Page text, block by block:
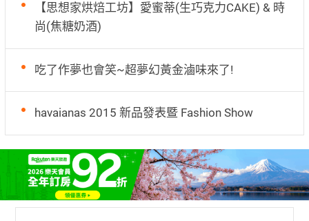
【思想家烘焙工坊】愛蜜蒂(生巧克力CAKE) & 時
尚(焦糖奶酒)
吃了作夢也會笑~超夢幻黃金滷味來了!
havaianas 2015 新品發表暨 Fashion Show